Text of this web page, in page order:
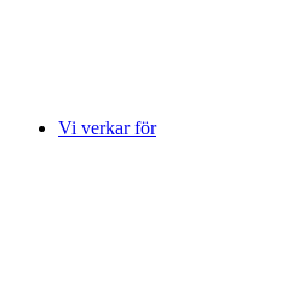
Vi verkar för